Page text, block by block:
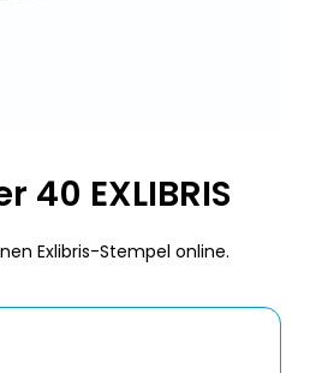
40 EXLIBRIS
Exlibris-Stempel online.